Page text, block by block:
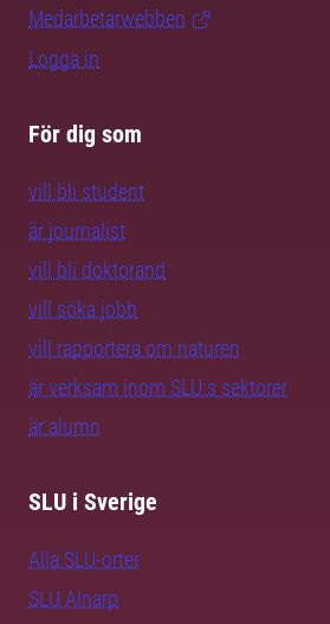
Medarbetarwebben
Logga in
För dig som
vill bli student
är journalist
vill bli doktorand
vill söka jobb
vill rapportera om naturen
är verksam inom SLU:s sektorer
är alumn
SLU i Sverige
Alla SLU-orter
SLU Alnarp